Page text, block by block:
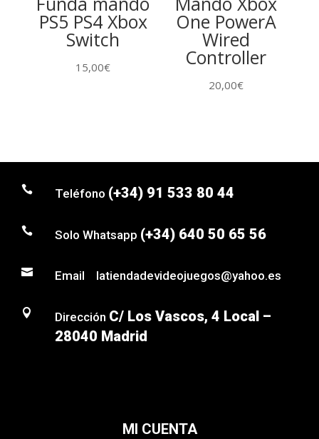
PS5 PS4 Xbox
Switch
15,00€
One PowerA
Wired
Controller
20,00€
 Teléfono (+34) 91 533 80 44
 Solo Whatsapp (+34) 640 50 65 56
 Email latiendadevideojuegos@yahoo.es
 Dirección C/ Los Vascos, 4 Local –
28040 Madrid
MI CUENTA